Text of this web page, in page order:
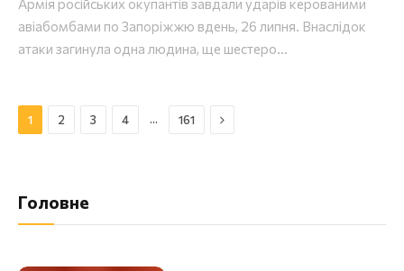
Армія російських окупантів завдали ударів керованими
авіабомбами по Запоріжжю вдень, 26 липня. Внаслідок
атаки загинула одна людина, ще шестеро...
1 2 3 4 … 161 Далі
Головне